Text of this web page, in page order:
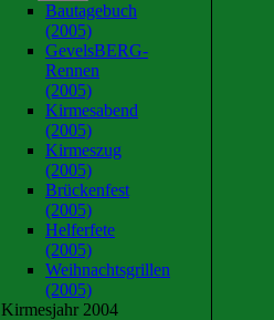
Bautagebuch
(2005)
GevelsBERG-
Rennen
(2005)
Kirmesabend
(2005)
Kirmeszug
(2005)
Brückenfest
(2005)
Helferfete
(2005)
Weihnachtsgrillen
(2005)
Kirmesjahr 2004